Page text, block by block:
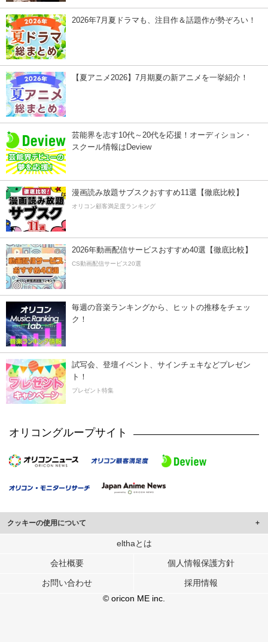
2026年7月夏ドラマも、注目作＆話題作が勢ぞろい！
【夏アニメ2026】7月期夏の新アニメを一挙紹介！
芸能界を志す10代～20代を応援！オーディション・
スクール情報はDeview
漫画読み放題サブスクおすすめ11選【徹底比較】
オリコン顧客満足度ランキング
2026年動画配信サービスおすすめ40選【徹底比較】
CS動画配信サービス20選
毎週の音楽ランキングから、ヒットの推移をチェッ
ク！
試写会、登壇イベント、サインチェキなどプレゼン
ト！
プレゼント特集
オリコングループサイト
クッキーの使用について
このサイトでは Cookie を使用して、ユーザーに合わせたコンテンツや広告の
行っています。
メディアや広告配信、データ解析の各パートナーに提供しています。
各パートナーは、この情報とユーザーが各パートナーに提供した他の情報や、
ユーザーが各パートナーのサービスを使用したときに収集した他の情報を組み
elthaとは
会社概要 個人情報保護方針
お問い合わせ
採用情報
© oricon ME inc.